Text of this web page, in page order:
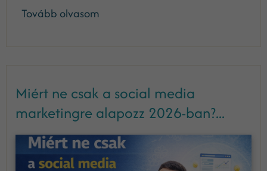
Tovább olvasom
Miért ne csak a social media
marketingre alapozz 2026-ban?...